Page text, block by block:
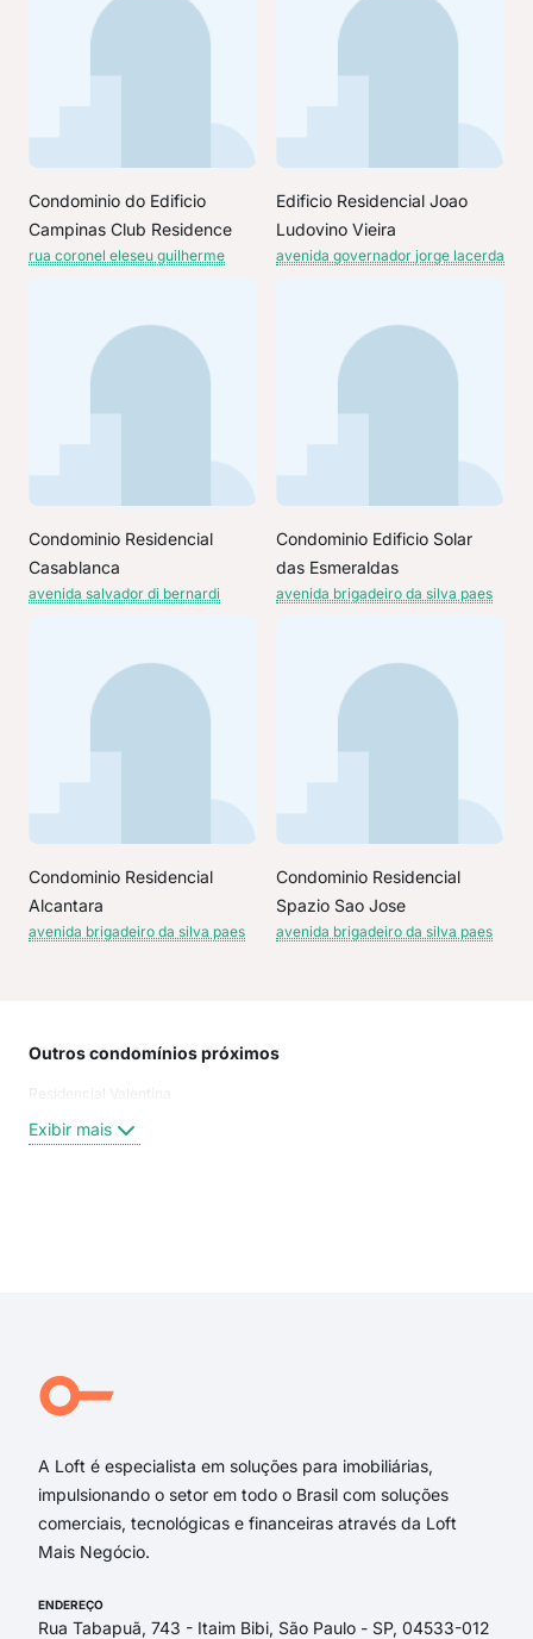
Condominio do Edificio
Campinas Club Residence
rua coronel eleseu guilherme
Edificio Residencial Joao
Ludovino Vieira
avenida governador jorge lacerda
Condominio Residencial
Casablanca
avenida salvador di bernardi
Condominio Edificio Solar
das Esmeraldas
avenida brigadeiro da silva paes
Condominio Residencial
Alcantara
avenida brigadeiro da silva paes
Condominio Residencial
Spazio Sao Jose
avenida brigadeiro da silva paes
Outros condomínios próximos
Residencial Valentina
Exibir mais
A Loft é especialista em soluções para imobiliárias,
impulsionando o setor em todo o Brasil com soluções
comerciais, tecnológicas e financeiras através da Loft
Mais Negócio.
ENDEREÇO
Rua Tabapuã, 743 - Itaim Bibi, São Paulo - SP, 04533-012